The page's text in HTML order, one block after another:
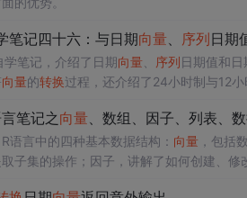
笔记四十六：与日期向量、 序列日期
笔记，介绍了日期向量、 序列日期值和日
向量的转换过程，还介绍了24小时制与12
笔记之向量、数组、因子、列表、
语言中的四种基本数据结构： 向量，包括
子集的操作；因子，讲解了如何创建、